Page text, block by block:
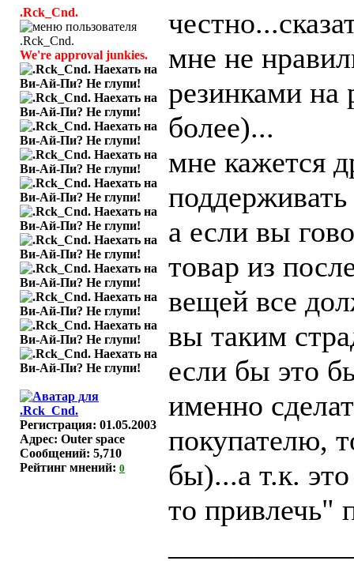
.Rck_Cnd.
We're approval junkies.
Регистрация: 01.05.2003
Адрес: Outer space
Сообщений: 5,710
Рейтинг мнений: 0
мне не
резинками на
более)...
мне кажется
а если вы
товар из
вещей все
вы таким
если бы это
именно
покупателю,
бы)...а т.к.
то привлечь"